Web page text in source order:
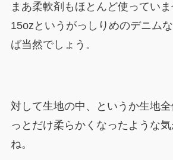
まあ柔軟剤もほとんど使ってい
15ozというがっしりめのデニム
ば当然でしょう。
対して生地の中、というか生地
っとだけ柔らかくなったような
ね。